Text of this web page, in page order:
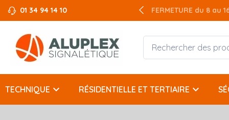
01 34 94 14 10 FERMETURE du 8
TECHNIQUE keyboard_arrow_down RÉSIDENTIELLE ET TERTIAIRE keyboard_arrow_down